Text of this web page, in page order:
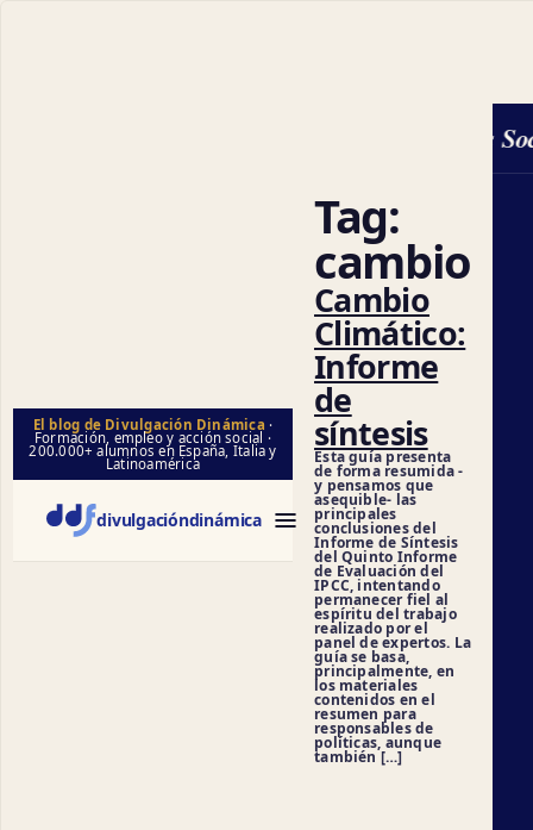
El blog de Divulgación Dinámica ·
Formación, empleo y acción social ·
200.000+ alumnos en España, Italia y
Latinoamérica
divulgacióndinámica
Tag:
cambio
Cambio
Climático:
Informe
de
síntesis
Esta guía presenta
de forma resumida -
y pensamos que
asequible- las
principales
conclusiones del
Informe de Síntesis
del Quinto Informe
de Evaluación del
IPCC, intentando
permanecer fiel al
espíritu del trabajo
realizado por el
panel de expertos. La
guía se basa,
principalmente, en
los materiales
contenidos en el
resumen para
responsables de
políticas, aunque
también […]
Ciencias